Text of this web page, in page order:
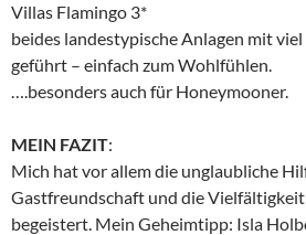
Villas Flamingo 3*
beides landestypische Anlagen mit
geführt – einfach zum Wohlfühlen.
….besonders auch für Honeymooner.
MEIN FAZIT:
Mich hat vor allem die unglaubliche
Gastfreundschaft und die Vielfältigkeit
begeistert. Mein Geheimtipp: Isla